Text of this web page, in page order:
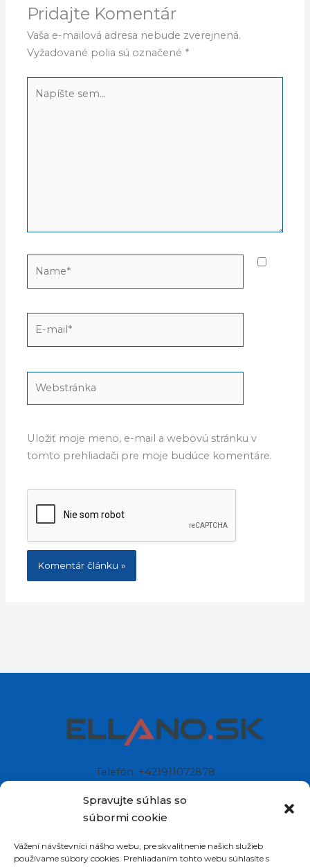
Spravujte súhlas so
súbormi cookie
Vážení návštevníci nášho webu, pre skvalitnenie našich služieb
používame súbory cookies. Prehliadaním tohto webu súhlasíte s
Pridajte Komentár
Vaša e-mailová adresa nebude zverejnená.
Vyžadované polia sú označené *
sem...
Uložiť moje meno, e-mail a webovú stránku v
tomto prehliadači pre moje budúce komentáre.
Telefón: +421911072878
Sídlo: Štiavnička 211/49